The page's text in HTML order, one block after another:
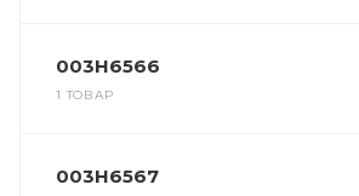
003H6566
1 ТОВАР
003H6567